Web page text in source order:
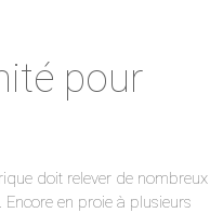
pour
doit relever de nombreux
en proie à plusieurs